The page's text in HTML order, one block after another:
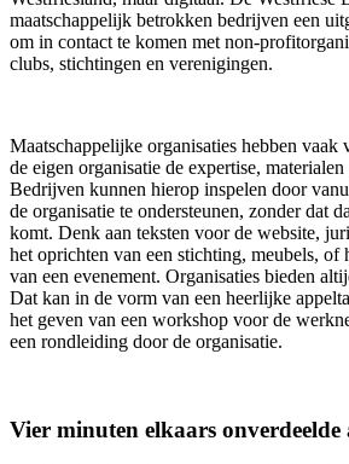
maatschappelijk betrokken bedrijven een
om in contact te komen met non-
clubs, stichtingen en verenigingen.
Maatschappelijke organisaties hebben vaak
de eigen organisatie de expertise,
Bedrijven kunnen hierop inspelen door
de organisatie te ondersteunen, zonder dat
komt. Denk aan teksten voor de website,
het oprichten van een stichting, meubels, of
van een evenement. Organisaties bieden
Dat kan in de vorm van een heerlijke
het geven van een workshop voor de
een rondleiding door de organisatie.
Vier minuten elkaars onverdeelde